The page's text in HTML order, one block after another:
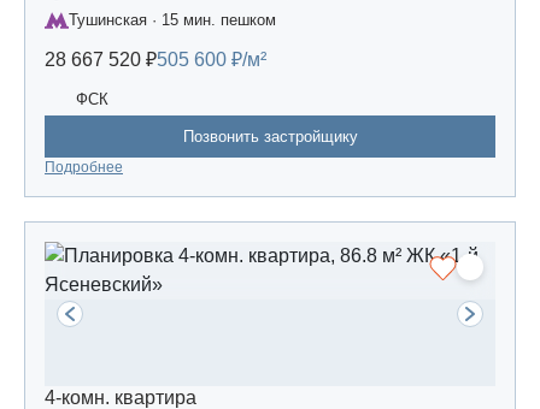
Тушинская · 15 мин. пешком
28 667 520 ₽505 600 ₽/м²
ФСК
Позвонить застройщику
Подробнее
4-комн. квартира